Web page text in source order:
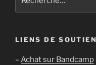
LIENS DE SOUTIEN
–Achat sur Bandcamp